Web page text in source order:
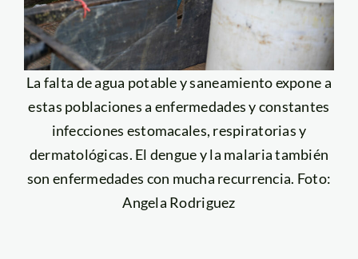
La falta de agua potable y saneamiento expone a
estas poblaciones a enfermedades y constantes
infecciones estomacales, respiratorias y
dermatológicas. El dengue y la malaria también
son enfermedades con mucha recurrencia. Foto:
Angela Rodriguez